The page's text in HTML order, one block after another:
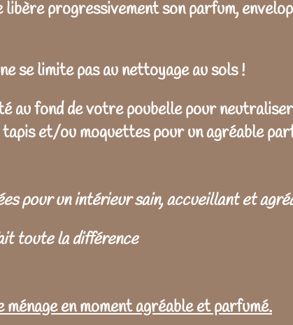
progressivement son parfum,
se limite pas au nettoyage au sols !
au fond de votre poubelle pour
et/ou moquettes pour un agréable
pour un intérieur sain, accueillant et
toute la différence
en moment agréable et parfumé.